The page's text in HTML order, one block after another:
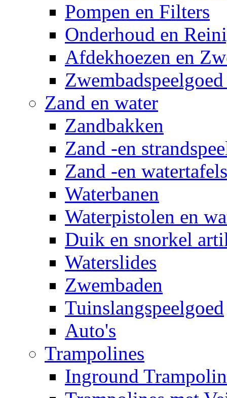
Pompen en Filters
Onderhoud en
Afdekhoezen en
Zand en water
Zandbakken
Zand -en
Zand -en watertafels
Waterbanen
Waterpistolen en
Duik en snorkel
Waterslides
Zwembaden
Tuinslangspeelgoed
Auto's
Trampolines
Inground